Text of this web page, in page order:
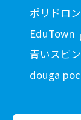
ポリドロン
EduTown
青いスピン
douga